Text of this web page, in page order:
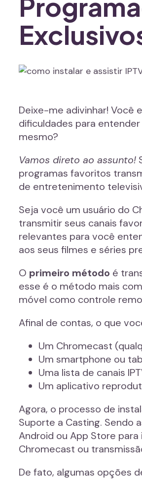
Deixe-me adivinhar! Você
dificuldades para
mesmo?
Vamos direto ao assunto!
programas favoritos
de entretenimento
Seja você um usuário do
transmitir seus canais
relevantes para você
aos seus filmes e séries
O primeiro método é
esse é o método mais
móvel como controle
Afinal de contas, o que
Um Chromecast
Um smartphone ou
Uma lista de canais
Um aplicativo
Agora, o processo de
Suporte a Casting. Sendo
Android ou App Store
Chromecast ou
De fato, algumas opções